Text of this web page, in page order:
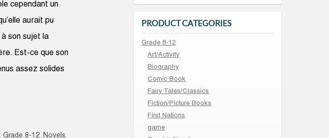
cependant un
aurait pu
à son sujet la
Est-ce que son
assez solides
Grade 8-12, Novels,
PRODUCT CATEGORIES
Grade 8-12
Art/Activity
Biography
Comic Book
Fairy Tales/Classics
Fiction/Picture Books
First Nations
game